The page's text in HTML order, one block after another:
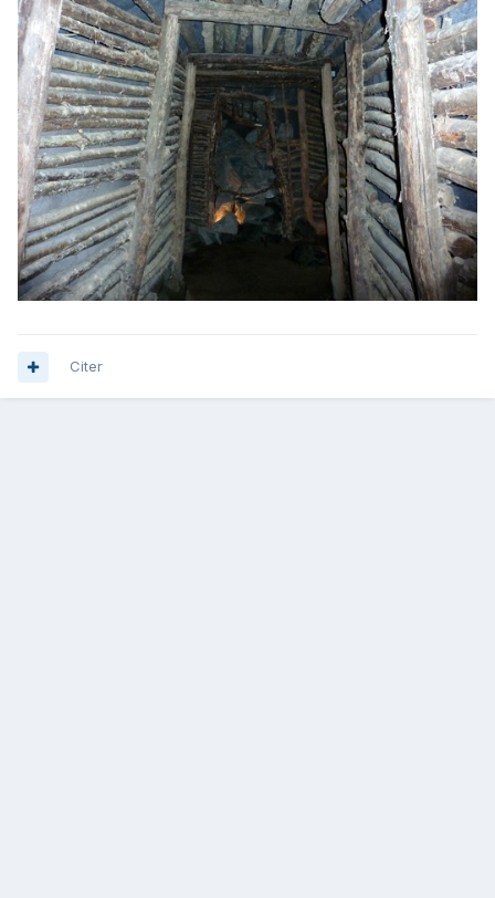
Citer